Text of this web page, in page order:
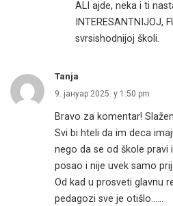
ALI ajde, neka i ti
INTERESANTNIJOJ,
svrsishodnijoj školi.
Tanja
9. јануар 2025. у 1:50 pm
Bravo za komentar!
Svi bi hteli da im deca
nego da se od škole pravi
posao i nije uvek samo
Od kad u prosveti glavnu
pedagozi sve je otišlo……